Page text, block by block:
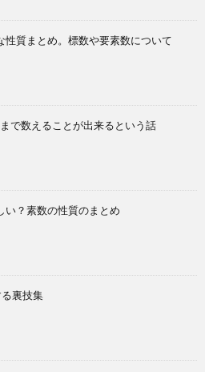
性質まとめ。標数や要素数について
で数えることが出来るという話
い？素数の性質のまとめ
裏技集